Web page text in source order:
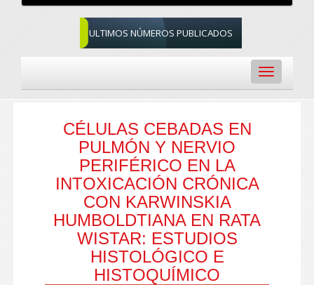
ULTIMOS NÚMEROS PUBLICADOS
Toggle
navigation
CÉLULAS CEBADAS EN
PULMÓN Y NERVIO
PERIFÉRICO EN LA
INTOXICACIÓN CRÓNICA
CON KARWINSKIA
HUMBOLDTIANA EN RATA
WISTAR: ESTUDIOS
HISTOLÓGICO E
HISTOQUÍMICO